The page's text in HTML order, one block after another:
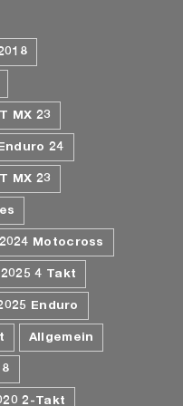
MX 23
24
MX 23
2024 Motocross
2025 4 Takt
Enduro
Allgemein
2-Takt